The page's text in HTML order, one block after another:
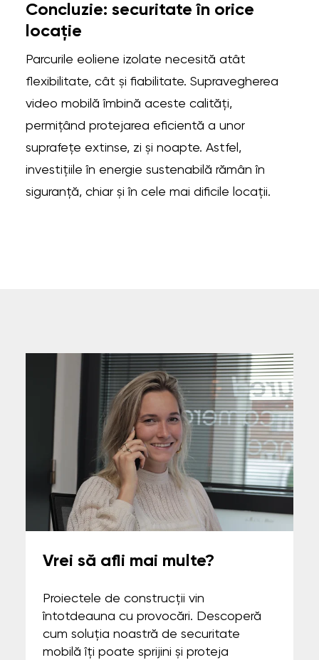
Concluzie: securitate în orice
locație
Parcurile eoliene izolate necesită atât
flexibilitate, cât și fiabilitate. Supravegherea
video mobilă îmbină aceste calități,
permițând protejarea eficientă a unor
suprafețe extinse, zi și noapte. Astfel,
investițiile în energie sustenabilă rămân în
siguranță, chiar și în cele mai dificile locații.
Vrei să afli mai multe?
Proiectele de construcții vin
întotdeauna cu provocări. Descoperă
cum soluția noastră de securitate
mobilă îți poate sprijini și proteja